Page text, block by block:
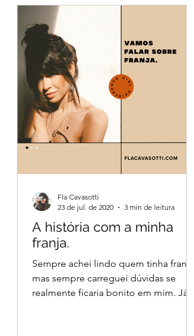
A história com a minha
franja.
Sempre achei lindo quem tinha franja,
mas sempre carreguei dúvidas se
realmente ficaria bonito em mim. Já
Fla Cavasotti
23 de jul. de 2020
3 min de leitura